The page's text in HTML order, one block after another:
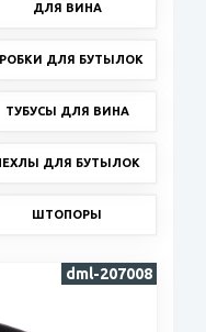
ДЛЯ ВИНА
ДЛЯ БУТЫЛОК
ТУБУСЫ ДЛЯ ВИНА
ДЛЯ БУТЫЛОК
ШТОПОРЫ
dml-207008